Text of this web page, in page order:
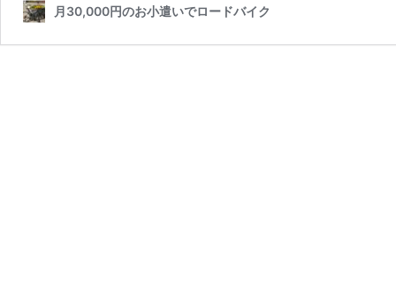
月30,000円のお小遣いでロードバイク